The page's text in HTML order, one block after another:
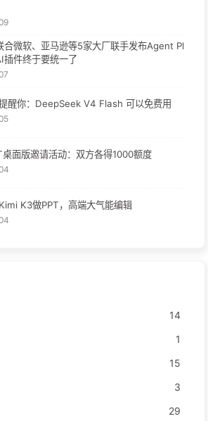
合微软、亚马逊等5家大厂联手发布Agent Pl
插件终于要统一了
醒你：DeepSeek V4 Flash 可以免费用
面版邀请活动：双方各得1000额度
K3做PPT，高端大气能编辑
14
1
15
3
29